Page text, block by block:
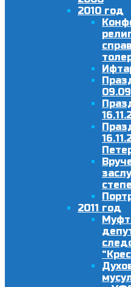
2010 год
2011 год